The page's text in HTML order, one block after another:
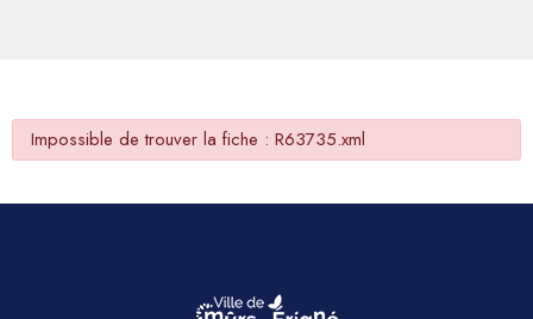
Impossible de trouver la fiche : R63735.xml